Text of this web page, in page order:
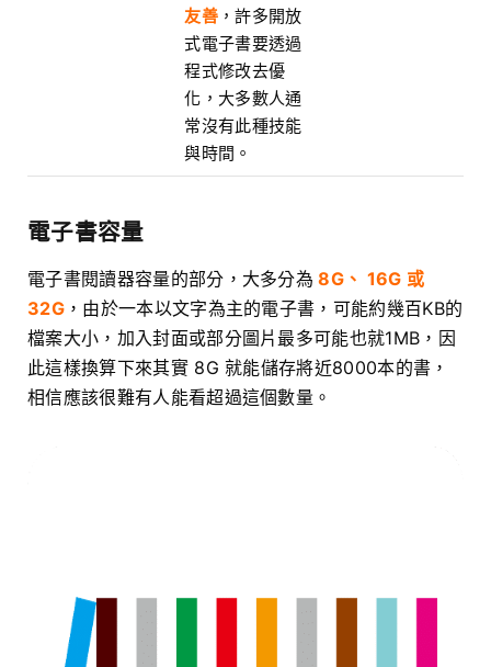
友善，許多開放
式電子書要透過
程式修改去優
化，大多數人通
常沒有此種技能
與時間。
電子書容量
電子書閱讀器容量的部分，大多分為 8G、 16G 或
32G，由於一本以文字為主的電子書，可能約幾百KB的
檔案大小，加入封面或部分圖片最多可能也就1MB，因
此這樣換算下來其實 8G 就能儲存將近8000本的書，
相信應該很難有人能看超過這個數量。